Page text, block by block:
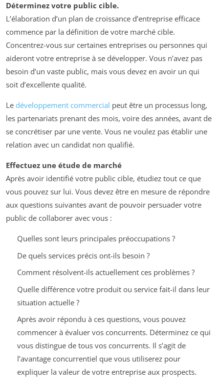
Déterminez votre public cible.
L’élaboration d’un plan de croissance d’entreprise efficace
commence par la définition de votre marché cible.
Concentrez-vous sur certaines entreprises ou personnes qui
aideront votre entreprise à se développer. Vous n’avez pas
besoin d’un vaste public, mais vous devez en avoir un qui
soit d’excellente qualité.
Le développement commercial peut être un processus long,
les partenariats prenant des mois, voire des années, avant de
se concrétiser par une vente. Vous ne voulez pas établir une
relation avec un candidat non qualifié.
Effectuez une étude de marché
Après avoir identifié votre public cible, étudiez tout ce que
vous pouvez sur lui. Vous devez être en mesure de répondre
aux questions suivantes avant de pouvoir persuader votre
public de collaborer avec vous :
Quelles sont leurs principales préoccupations ?
De quels services précis ont-ils besoin ?
Comment résolvent-ils actuellement ces problèmes ?
Quelle différence votre produit ou service fait-il dans leur
situation actuelle ?
Après avoir répondu à ces questions, vous pouvez
commencer à évaluer vos concurrents. Déterminez ce qui
vous distingue de tous vos concurrents. Il s’agit de
l’avantage concurrentiel que vous utiliserez pour
expliquer la valeur de votre entreprise aux prospects.